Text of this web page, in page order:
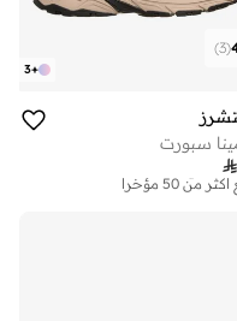
+
3
(
3
)
سبورت
مجاني
من 50 مؤخرا
مجاني